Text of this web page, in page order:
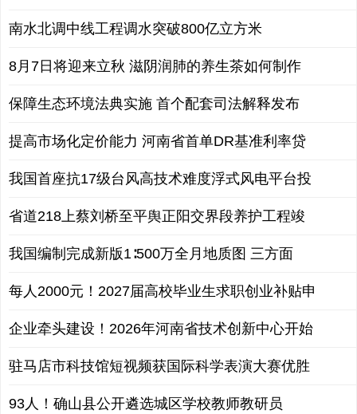
南水北调中线工程调水突破800亿立方米
8月7日将迎来立秋 滋阴润肺的养生茶如何制作
保障生态环境法典实施 首个配套司法解释发布
提高市场化定价能力 河南省首单DR基准利率贷
我国首座抗17级台风高技术难度浮式风电平台投
省道218上蔡刘桥至平舆正阳交界段养护工程竣
我国编制完成新版1∶500万全月地质图 三方面
每人2000元！2027届高校毕业生求职创业补贴申
企业牵头建设！2026年河南省技术创新中心开始
驻马店市科技馆短视频获国际科学表演大赛优胜
93人！确山县公开遴选城区学校教师教研员